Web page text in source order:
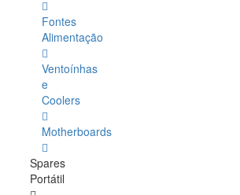
Fontes
Alimentação
Ventoínhas
e
Coolers
Motherboards
Spares
Portátil